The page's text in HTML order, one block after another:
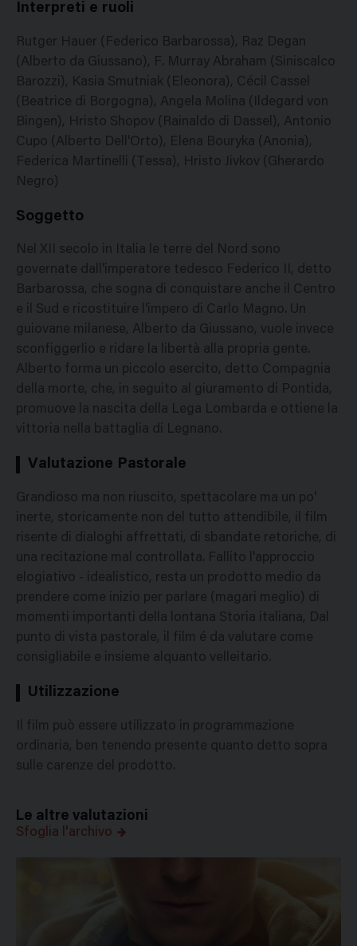
Interpreti e ruoli
Rutger Hauer (Federico Barbarossa), Raz Degan
(Alberto da Giussano), F. Murray Abraham (Siniscalco
Barozzi), Kasia Smutniak (Eleonora), Cécil Cassel
(Beatrice di Borgogna), Angela Molina (Ildegard von
Bingen), Hristo Shopov (Rainaldo di Dassel), Antonio
Cupo (Alberto Dell'Orto), Elena Bouryka (Anonia),
Federica Martinelli (Tessa), Hristo Jivkov (Gherardo
Negro)
Soggetto
Nel XII secolo in Italia le terre del Nord sono
governate dall'imperatore tedesco Federico II, detto
Barbarossa, che sogna di conquistare anche il Centro
e il Sud e ricostituire l'impero di Carlo Magno. Un
guiovane milanese, Alberto da Giussano, vuole invece
sconfiggerlio e ridare la libertà alla propria gente.
Alberto forma un piccolo esercito, detto Compagnia
della morte, che, in seguito al giuramento di Pontida,
promuove la nascita della Lega Lombarda e ottiene la
vittoria nella battaglia di Legnano.
Valutazione Pastorale
Grandioso ma non riuscito, spettacolare ma un po'
inerte, storicamente non del tutto attendibile, il film
risente di dialoghi affrettati, di sbandate retoriche, di
una recitazione mal controllata. Fallito l'approccio
elogiativo - idealistico, resta un prodotto medio da
prendere come inizio per parlare (magari meglio) di
momenti importanti della lontana Storia italiana, Dal
punto di vista pastorale, il film é da valutare come
consigliabile e insieme alquanto velleitario.
Utilizzazione
Il film può essere utilizzato in programmazione
ordinaria, ben tenendo presente quanto detto sopra
sulle carenze del prodotto.
Le altre valutazioni
Sfoglia l'archivo